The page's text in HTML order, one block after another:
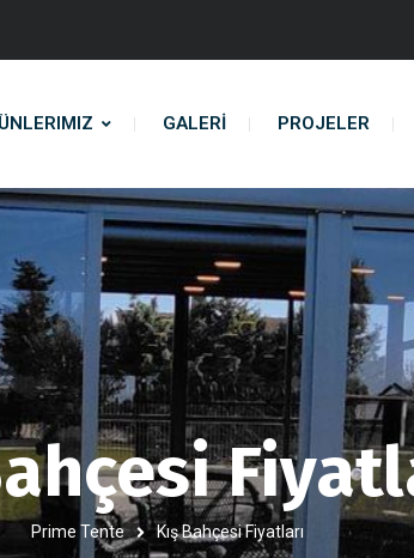
GALERİ PROJELER
Prime Tente Kış Bahçesi Fiyatları